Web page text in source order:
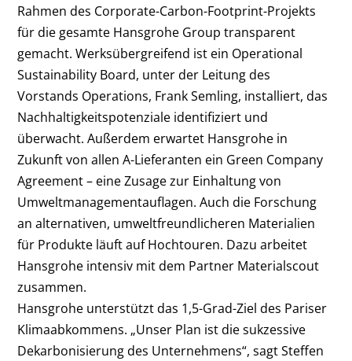
Rahmen des Corporate-Carbon-Footprint-Projekts
für die gesamte Hansgrohe Group transparent
gemacht. Werksübergreifend ist ein Operational
Sustainability Board, unter der Leitung des
Vorstands Operations, Frank Semling, installiert, das
Nachhaltigkeitspotenziale identifiziert und
überwacht. Außerdem erwartet Hansgrohe in
Zukunft von allen A-Lieferanten ein Green Company
Agreement – eine Zusage zur Einhaltung von
Umweltmanagementauflagen. Auch die Forschung
an alternativen, umweltfreundlicheren Materialien
für Produkte läuft auf Hochtouren. Dazu arbeitet
Hansgrohe intensiv mit dem Partner Materialscout
zusammen.
Hansgrohe unterstützt das 1,5-Grad-Ziel des Pariser
Klimaabkommens. „Unser Plan ist die sukzessive
Dekarbonisierung des Unternehmens“, sagt Steffen